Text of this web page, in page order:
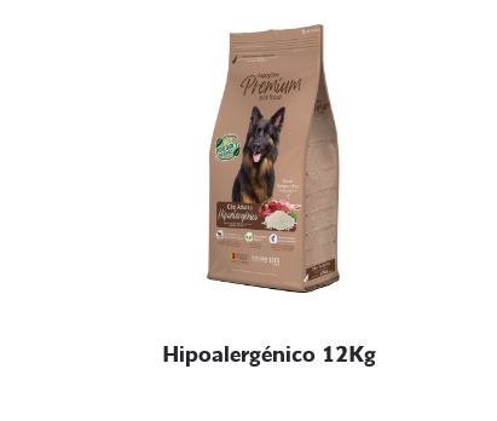
Hipoalergénico 12Kg